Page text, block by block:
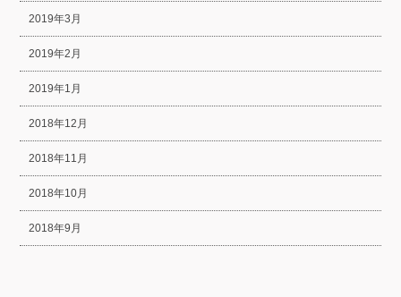
2019年3月
2019年2月
2019年1月
2018年12月
2018年11月
2018年10月
2018年9月